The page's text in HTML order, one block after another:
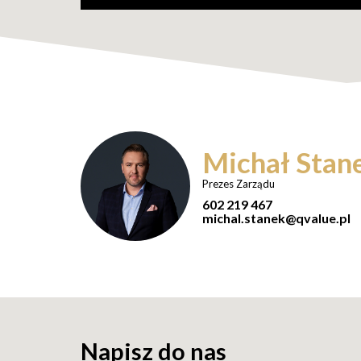
Michał
Prezes Zarządu
602 219 467
michal.stanek@qvalue.pl
Napisz do nas